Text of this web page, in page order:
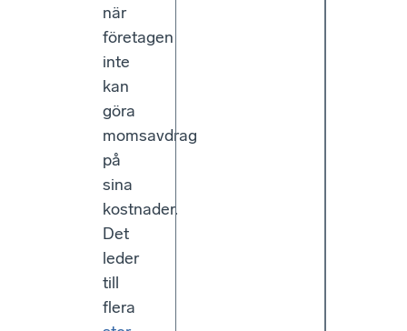
när
företagen
inte
kan
göra
momsavdrag
på
sina
kostnader.
Det
leder
till
flera